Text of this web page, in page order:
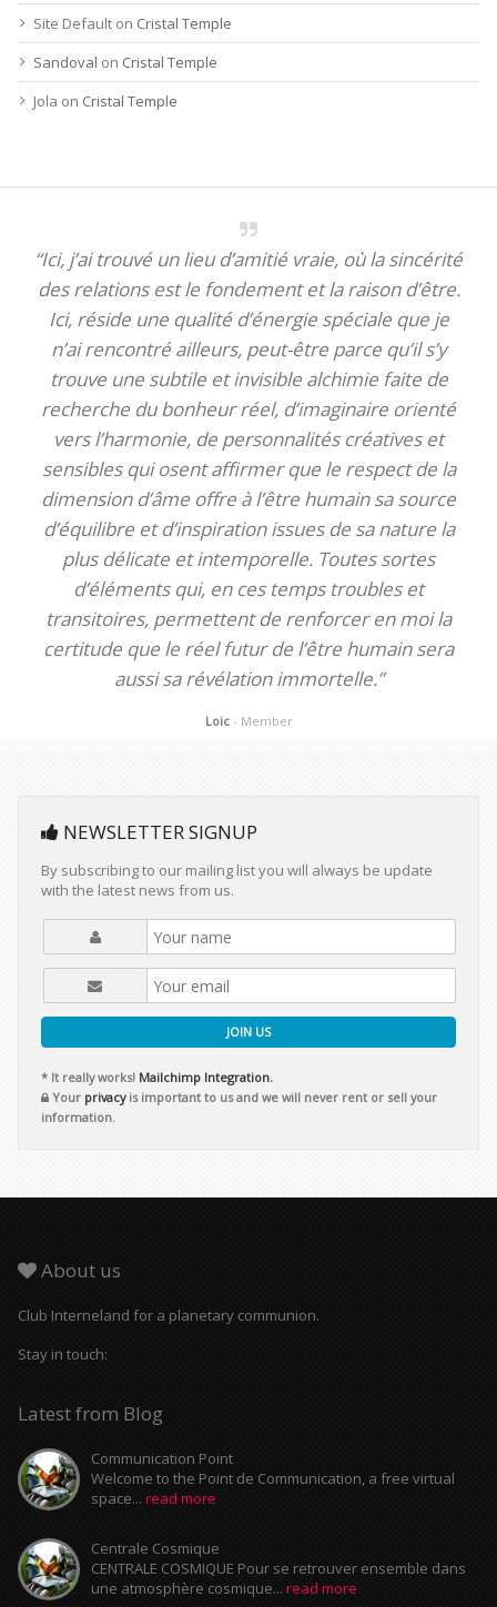
Site Default on Cristal Temple
Sandoval on Cristal Temple
Jola on Cristal Temple
“Ici, j’ai trouvé un lieu d’amitié vraie, où la sincérité
des relations est le fondement et la raison d’être.
Ici, réside une qualité d’énergie spéciale que je
n’ai rencontré ailleurs, peut-être parce qu’il s’y
trouve une subtile et invisible alchimie faite de
recherche du bonheur réel, d’imaginaire orienté
vers l’harmonie, de personnalités créatives et
sensibles qui osent affirmer que le respect de la
dimension d’âme offre à l’être humain sa source
d’équilibre et d’inspiration issues de sa nature la
plus délicate et intemporelle. Toutes sortes
d’éléments qui, en ces temps troubles et
transitoires, permettent de renforcer en moi la
certitude que le réel futur de l’être humain sera
aussi sa révélation immortelle.”
Loic - Member
NEWSLETTER SIGNUP
By subscribing to our mailing list you will always be update
with the latest news from us.
JOIN US
* It really works! Mailchimp Integration.
Your privacyis important to us and we will never rent or sell your
information.
About us
Club Interneland for a planetary communion.
Stay in touch:
Latest from Blog
Communication Point
Welcome to the Point de Communication, a free virtual
space... read more
Centrale Cosmique
CENTRALE COSMIQUE Pour se retrouver ensemble dans
une atmosphère cosmique... read more